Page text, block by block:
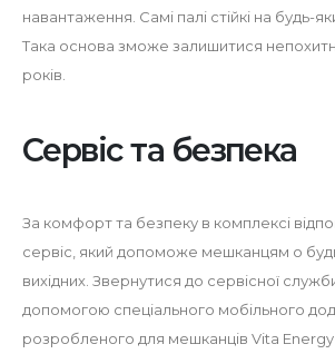
навантаження. Самі палі стійкі на будь-
Така основа зможе залишитися
років.
Cервіс та безпека
За комфорт та безпеку в комплексі
сервіс, який допоможе мешканцям о
вихідних. Звернутися до сервісної
допомогою спеціального мобільного
розробленого для мешканців Vita Energy